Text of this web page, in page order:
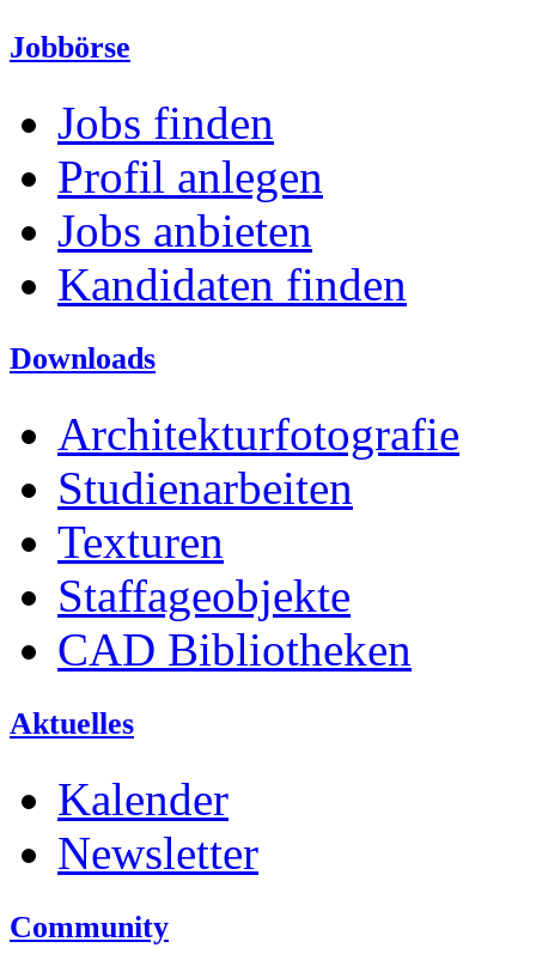
Jobbörse
Jobs finden
Profil anlegen
Jobs anbieten
Kandidaten finden
Downloads
Architekturfotografie
Studienarbeiten
Texturen
Staffageobjekte
CAD Bibliotheken
Aktuelles
Kalender
Newsletter
Community